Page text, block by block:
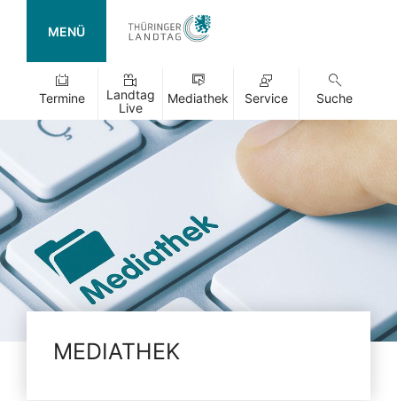
MENÜ
Termine
Landtag
Live
Mediathek Service Suche
MEDIATHEK